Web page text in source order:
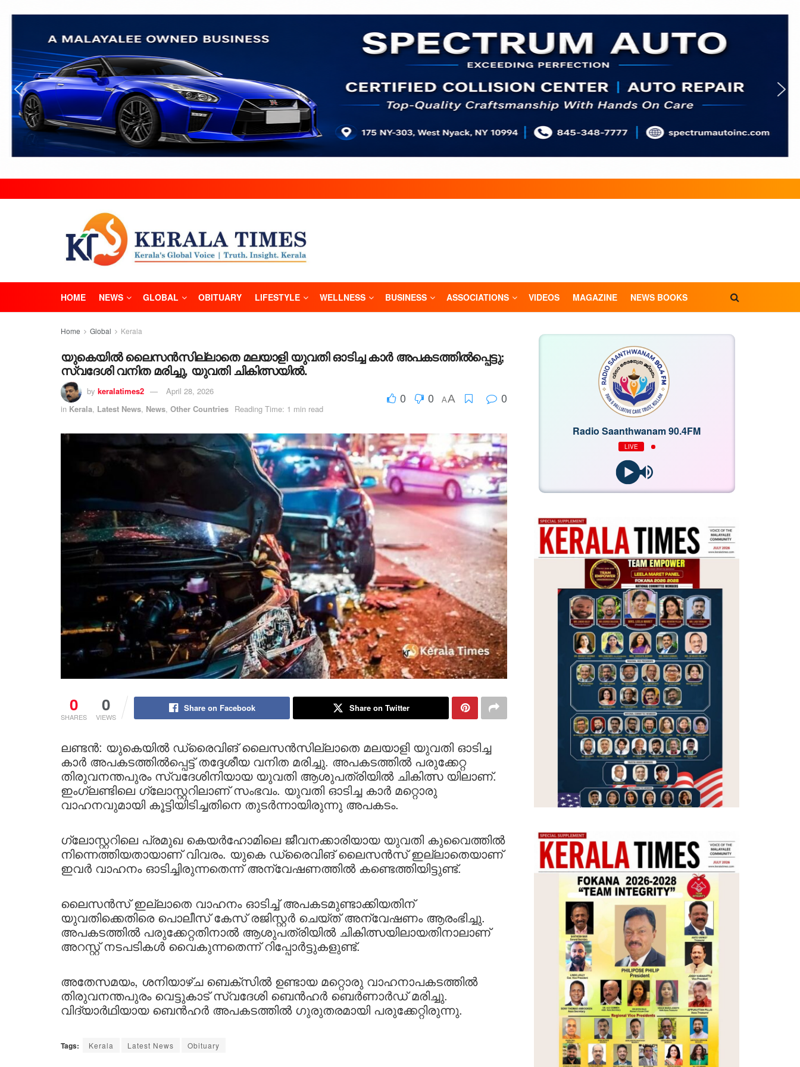
HOME NEWS GLOBAL OBITUARY LIFESTYLE WELLNESS BUSINESS ASSOCIATIONS VIDEOS MAGAZINE NEWS BOOKS
Home Global Kerala
യുകെയിൽ ലൈസൻസില്ലാതെ മലയാളി യുവതി ഓടിച്ച കാർ അപകടത്തിൽപ്പെട്ടു;
സ്വദേശി വനിത മരിച്ചു, യുവതി ചികിത്സയിൽ.
by keralatimes2
April 28, 2026
in Kerala, Latest News, News, Other Countries Reading Time: 1 min read
0 0 AA 0
0
SHARES
0
VIEWS
Share on Facebook Share on Twitter
ലണ്ടൻ: യുകെയിൽ ഡ്രൈവിങ് ലൈസൻസില്ലാതെ മലയാളി യുവതി ഓടിച്ച
കാർ അപകടത്തിൽപ്പെട്ട് തദ്ദേശീയ വനിത മരിച്ചു. അപകടത്തിൽ പരുക്കേറ്റ
തിരുവനന്തപുരം സ്വദേശിനിയായ യുവതി ആശുപത്രിയിൽ ചികിത്സ യിലാണ്.
ഇംഗ്ലണ്ടിലെ ഗ്ലോസ്റ്ററിലാണ് സംഭവം. യുവതി ഓടിച്ച കാർ മറ്റൊരു
വാഹനവുമായി കൂട്ടിയിടിച്ചതിനെ തുടർന്നായിരുന്നു അപകടം.
ഗ്ലോസ്റ്ററിലെ പ്രമുഖ കെയർഹോമിലെ ജീവനക്കാരിയായ യുവതി കുവൈത്തിൽ
നിന്നെത്തിയതായാണ് വിവരം. യുകെ ഡ്രൈവിങ് ലൈസൻസ് ഇല്ലാതെയാണ്
ഇവർ വാഹനം ഓടിച്ചിരുന്നതെന്ന് അന്വേഷണത്തിൽ കണ്ടെത്തിയിട്ടുണ്ട്.
ലൈസൻസ് ഇല്ലാതെ വാഹനം ഓടിച്ച് അപകടമുണ്ടാക്കിയതിന്
യുവതിക്കെതിരെ പൊലീസ് കേസ് രജിസ്റ്റർ ചെയ്ത് അന്വേഷണം ആരംഭിച്ചു.
അപകടത്തിൽ പരുക്കേറ്റതിനാൽ ആശുപത്രിയിൽ ചികിത്സയിലായതിനാലാണ്
അറസ്റ്റ് നടപടികൾ വൈകുന്നതെന്ന് റിപ്പോർട്ടുകളുണ്ട്.
അതേസമയം, ശനിയാഴ്ച ബെക്സിൽ ഉണ്ടായ മറ്റൊരു വാഹനാപകടത്തിൽ
തിരുവനന്തപുരം വെട്ടുകാട് സ്വദേശി ബെൻഹർ ബെർണാർഡ് മരിച്ചു.
വിദ്യാർഥിയായ ബെൻഹർ അപകടത്തിൽ ഗുരുതരമായി പരുക്കേറ്റിരുന്നു.
Tags: Kerala Latest News Obituary
Radio Saanthwanam 90.4FM
LIVE